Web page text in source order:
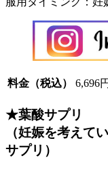
料金（税込） 6,696円
★葉酸サプリ
（妊娠を考えて
サプリ）